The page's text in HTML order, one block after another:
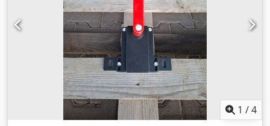
1 /4